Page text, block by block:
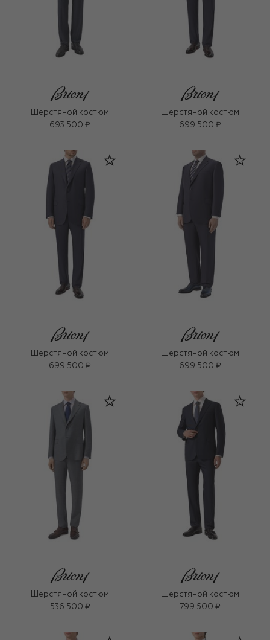
Шерстяной костюм
693 500 ₽
Шерстяной костюм
699 500 ₽
Шерстяной костюм
699 500 ₽
Шерстяной костюм
699 500 ₽
Шерстяной костюм
536 500 ₽
Шерстяной костюм
799 500 ₽